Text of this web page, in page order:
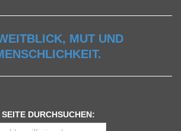
MUT UND
SEITE DURCHSUCHEN: